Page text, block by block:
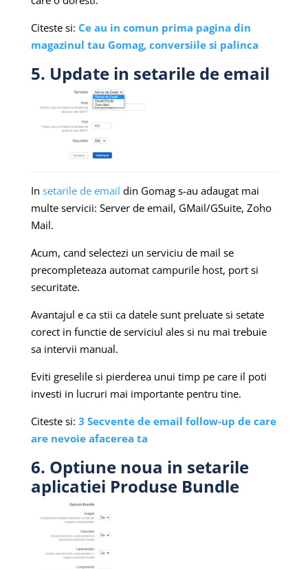
Citeste si: Ce au in comun prima pagina din
magazinul tau Gomag, conversiile si palinca
5. Update in setarile de email
In setarile de email din Gomag s-au adaugat mai
multe servicii: Server de email, GMail/GSuite, Zoho
Mail.
Acum, cand selectezi un serviciu de mail se
precompleteaza automat campurile host, port si
securitate.
Avantajul e ca stii ca datele sunt preluate si setate
corect in functie de serviciul ales si nu mai trebuie
sa intervii manual.
Eviti greselile si pierderea unui timp pe care il poti
investi in lucruri mai importante pentru tine.
Citeste si: 3 Secvente de email follow-up de care
are nevoie afacerea ta
6. Optiune noua in setarile
aplicatiei Produse Bundle